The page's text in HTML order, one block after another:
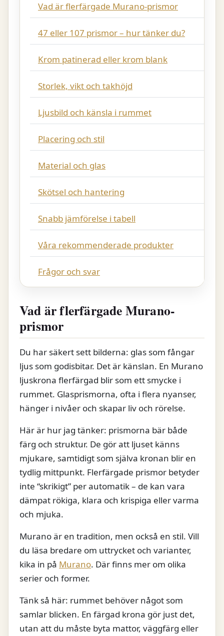
Vad är flerfärgade Murano-prismor
47 eller 107 prismor – hur tänker du?
Krom patinerad eller krom blank
Storlek, vikt och takhöjd
Ljusbild och känsla i rummet
Placering och stil
Material och glas
Skötsel och hantering
Snabb jämförelse i tabell
Våra rekommenderade produkter
Frågor och svar
Vad är flerfärgade Murano-
prismor
Du har säkert sett bilderna: glas som fångar
ljus som godisbitar. Det är känslan. En Murano
ljuskrona flerfärgad blir som ett smycke i
rummet. Glasprismorna, ofta i flera nyanser,
hänger i nivåer och skapar liv och rörelse.
Här är hur jag tänker: prismorna bär både
färg och struktur. De gör att ljuset känns
mjukare, samtidigt som själva kronan blir en
tydlig mittpunkt. Flerfärgade prismor betyder
inte “skrikigt” per automatik – de kan vara
dämpat rökiga, klara och krispiga eller varma
och mjuka.
Murano är en tradition, men också en stil. Vill
du läsa bredare om uttrycket och varianter,
kika in på Murano. Där finns mer om olika
serier och former.
Tänk så här: rummet behöver något som
samlar blicken. En färgad krona gör just det,
utan att du måste byta mattor, väggfärg eller